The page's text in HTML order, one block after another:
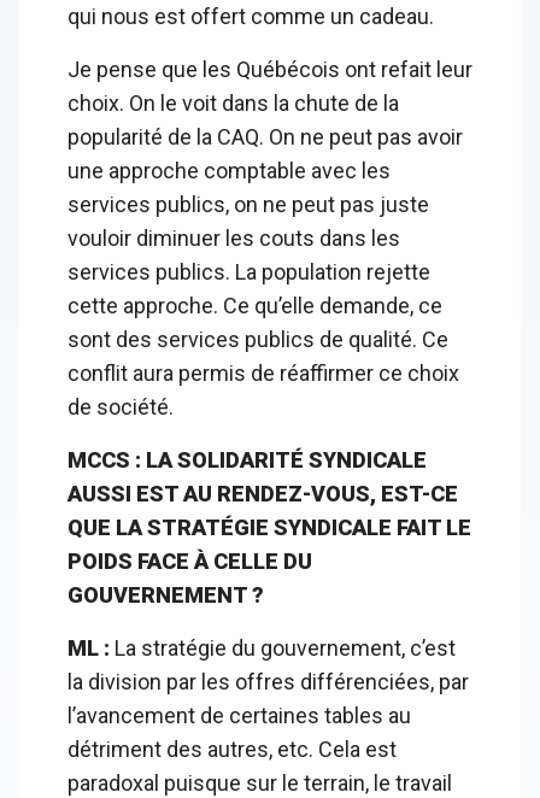
qui nous est offert comme un cadeau.
Je pense que les Québécois ont refait leur
choix. On le voit dans la chute de la
popularité de la CAQ. On ne peut pas avoir
une approche comptable avec les
services publics, on ne peut pas juste
vouloir diminuer les couts dans les
services publics. La population rejette
cette approche. Ce qu’elle demande, ce
sont des services publics de qualité. Ce
conflit aura permis de réaffirmer ce choix
de société.
MCCS : LA SOLIDARITÉ SYNDICALE
AUSSI EST AU RENDEZ-VOUS, EST-CE
QUE LA STRATÉGIE SYNDICALE FAIT LE
POIDS FACE À CELLE DU
GOUVERNEMENT ?
ML : La stratégie du gouvernement, c’est
la division par les offres différenciées, par
l’avancement de certaines tables au
détriment des autres, etc. Cela est
paradoxal puisque sur le terrain, le travail